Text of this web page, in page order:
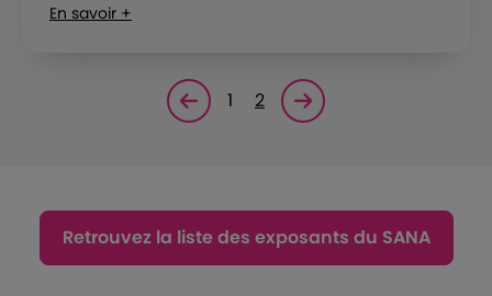
En savoir +
Page précédente
1 2 Page suivante<
Retrouvez la liste des exposants du SANA